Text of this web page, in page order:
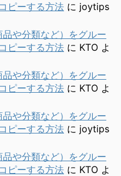
ピーする方法 に joytips
や分類など）をグルー
ピーする方法 に KTO よ
や分類など）をグルー
ピーする方法 に KTO よ
や分類など）をグルー
ピーする方法 に joytips
や分類など）をグルー
ピーする方法 に KTO よ